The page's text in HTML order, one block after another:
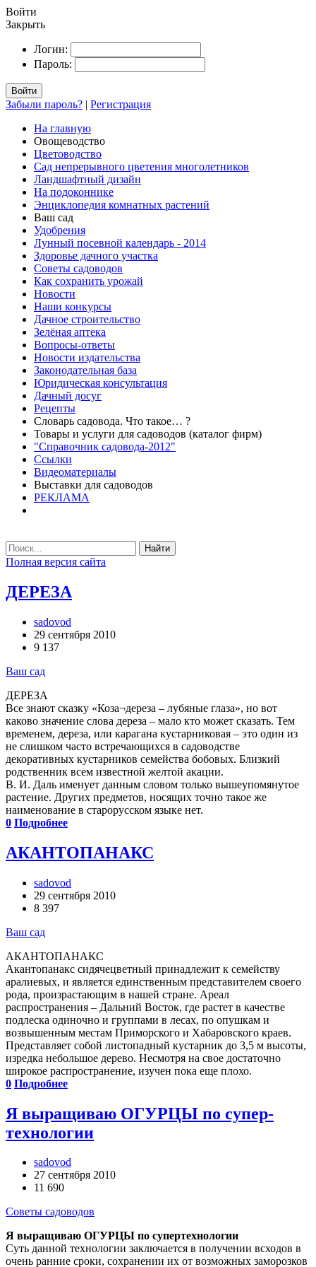
Войти
Закрыть
Логин:
Пароль:
Войти
Забыли пароль? | Регистрация
На главную
Овощеводство
Цветоводство
Сад непрерывного цветения многолетников
Ландшафтный дизайн
На подоконнике
Энциклопедия комнатных растений
Ваш сад
Удобрения
Лунный посевной календарь - 2014
Здоровье дачного участка
Советы садоводов
Как сохранить урожай
Новости
Наши конкурсы
Дачное строительство
Зелёная аптека
Вопросы-ответы
Новости издательства
Законодательная база
Юридическая консультация
Дачный досуг
Рецепты
Словарь садовода. Что такое… ?
Товары и услуги для садоводов (каталог фирм)
"Справочник садовода-2012"
Ссылки
Видеоматериалы
Выставки для садоводов
РЕКЛАМА
Найти
Полная версия сайта
ДЕРЕЗА
sadovod
29 сентября 2010
9 137
Ваш сад
ДЕРЕЗА
Все знают сказку «Ко­за¬дереза – лубяные глаза», но вот
каково значение слова дереза – мало кто может сказать. Тем
временем, дереза, или карагана кустарниковая – это один из
не слишком часто встречающихся в садоводстве
декоративных кустарников семейства бобовых. Близкий
родственник всем известной желтой акации.
В. И. Даль именует данным словом только вышеупомянутое
растение. Других предметов, носящих точно такое же
наименование в старорусском языке нет.
0 Подробнее
АКАНТОПАНАКС
sadovod
29 сентября 2010
8 397
Ваш сад
АКАНТОПАНАКС
Акантопанакс сидячецветный принадлежит к семейству
аралиевых, и является единственным представителем своего
рода, произрастающим в нашей стране. Ареал
распространения – Дальний Восток, где растет в качестве
подлеска одиночно и группами в лесах, по опушкам и
возвышенным местам Приморского и Хабаровского краев.
Представляет собой листопадный кустарник до 3,5 м высоты,
изредка небольшое дерево. Несмотря на свое достаточно
широкое распространение, изучен пока еще плохо.
0 Подробнее
Я выращиваю ОГУРЦЫ по супер­
технологии
sadovod
27 сентября 2010
11 690
Советы садоводов
Я выращиваю ОГУРЦЫ по супер­технологии
Суть данной технологии заключается в получении всходов в
очень ранние сроки, сохранении их от возможных заморозков